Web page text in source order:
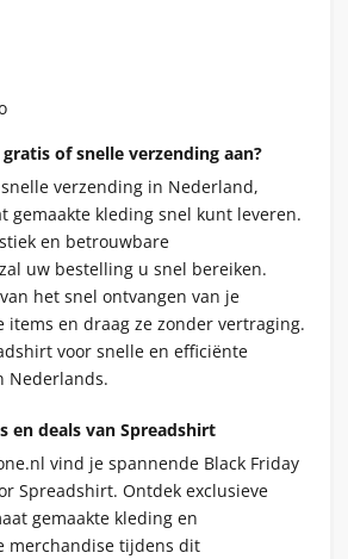
of snelle verzending aan?
verzending in Nederland,
gemaakte kleding snel kunt leveren.
en betrouwbare
uw bestelling u snel bereiken.
het snel ontvangen van je
items en draag ze zonder vertraging.
voor snelle en efficiënte
Nederlands.
en deals van Spreadshirt
vind je spannende Black Friday
Spreadshirt. Ontdek exclusieve
gemaakte kleding en
merchandise tijdens dit